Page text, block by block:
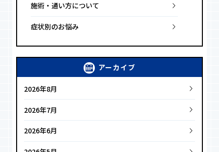
施術・通い方について
症状別のお悩み
アーカイブ
2026年8月
2026年7月
2026年6月